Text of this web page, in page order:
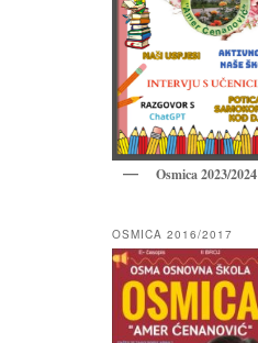
Osmica 2023/2024
OSMICA 2016/2017